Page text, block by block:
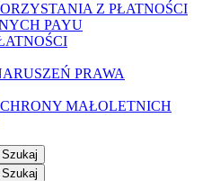
Z PŁATNOŚCI
PAYU
PRAWA
MAŁOLETNICH